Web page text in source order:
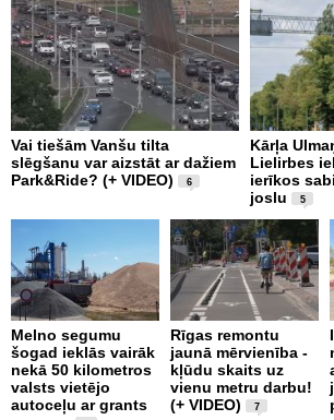
Vai tiešām Vanšu tilta
slēgšanu var aizstāt ar dažiem
Park&Ride? (+ VIDEO)
6
Kārļa
Lielirbes
ierīkos
joslu
5
Melno segumu
šogad ieklās vairāk
nekā 50 kilometros
valsts vietējo
autoceļu ar grants
Rīgas remontu
jaunā mērvienība -
kļūdu skaits uz
vienu metru darbu!
(+ VIDEO)
7